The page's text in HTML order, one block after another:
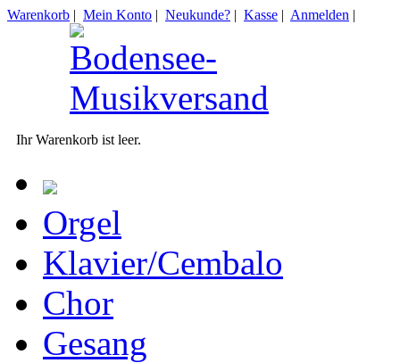
Warenkorb | Mein Konto | Neukunde? | Kasse | Anmelden |
Ihr Warenkorb ist leer.
Orgel
Klavier/Cembalo
Chor
Gesang